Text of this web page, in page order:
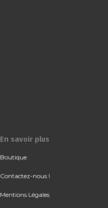
En savoir plus
Boutique
Contactez-nous !
Mentions Légales